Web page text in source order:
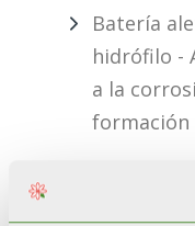
Batería
hidrófilo -
a la
formación
Válvula
para la